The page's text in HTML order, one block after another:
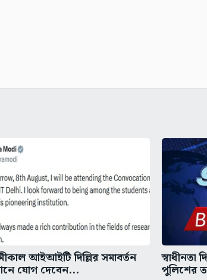
আইআইটি দিল্লির সমাবর্তন
যোগ দেবেন... পুলিশের